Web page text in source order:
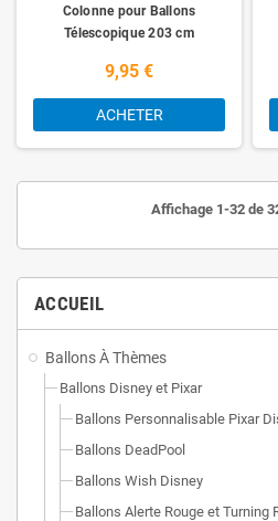
ACCUEIL
Ballons À Thèmes
Ballons Disney et Pixar
Ballons Personnalisable Pixar
Ballons DeadPool
Ballons Wish Disney
Ballons Alerte Rouge et Turning
Colonne pour Ballons
Télescopique 203 cm
9,95 €
ACHETER
Affichage 1-32 de